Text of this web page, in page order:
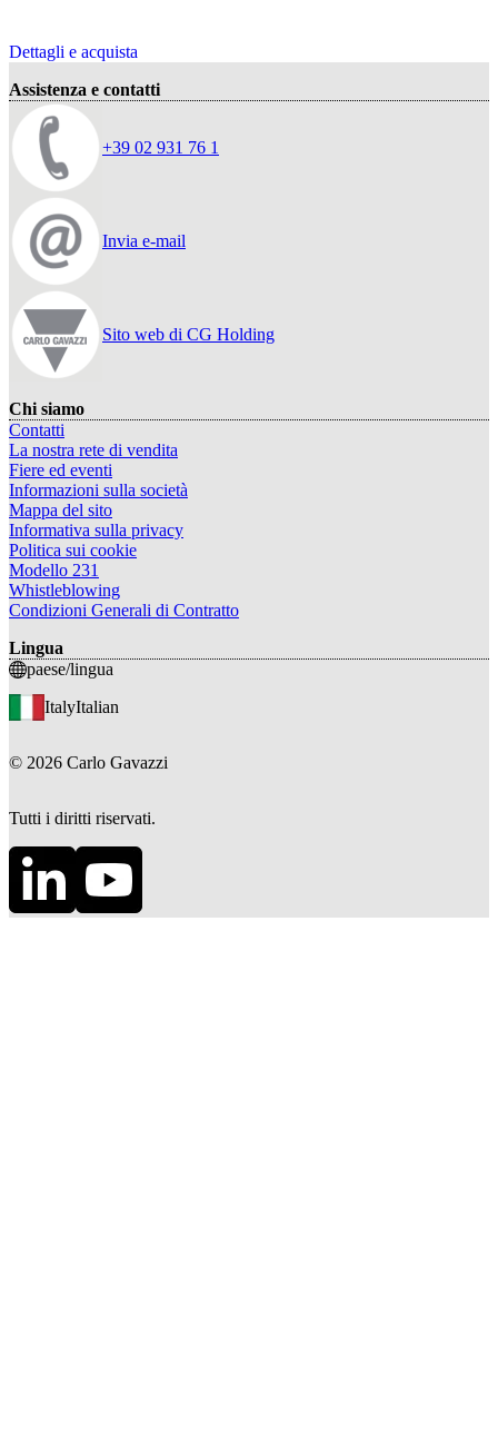
Dettagli e acquista
Assistenza e contatti
+39 02 931 76 1
Invia e-mail
Sito web di CG Holding
Chi siamo
Contatti
La nostra rete di vendita
Fiere ed eventi
Informazioni sulla società
Mappa del sito
Informativa sulla privacy
Politica sui cookie
Modello 231
Whistleblowing
Condizioni Generali di Contratto
Lingua
paese/lingua
ItalyItalian
© 2026 Carlo Gavazzi
Tutti i diritti riservati.